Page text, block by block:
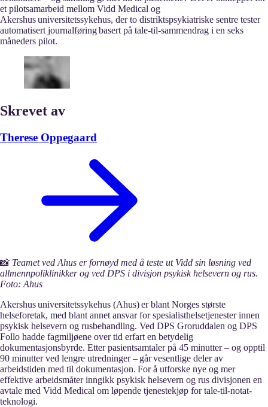
et pilotsamarbeid mellom Vidd Medical og
Akershus universitetssykehus, der to distriktspsykiatriske sentre tester
automatisert journalføring basert på tale-til-sammendrag i en seks
måneders pilot.
Skrevet av
Therese Oppegaard
📸 Teamet ved Ahus er fornøyd med å teste ut Vidd sin løsning ved
allmennpoliklinikker og ved DPS i divisjon psykisk helsevern og rus.
Foto: Ahus
Akershus universitetssykehus (Ahus) er blant Norges største
helseforetak, med blant annet ansvar for spesialisthelsetjenester innen
psykisk helsevern og rusbehandling. Ved DPS Groruddalen og DPS
Follo hadde fagmiljøene over tid erfart en betydelig
dokumentasjonsbyrde. Etter pasientsamtaler på 45 minutter – og opptil
90 minutter ved lengre utredninger – går vesentlige deler av
arbeidstiden med til dokumentasjon. For å utforske nye og mer
effektive arbeidsmåter inngikk psykisk helsevern og rus divisjonen en
avtale med Vidd Medical om løpende tjenestekjøp for tale-til-notat-
teknologi.